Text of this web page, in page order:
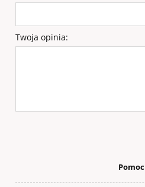
Twoja opinia:
Pomoc